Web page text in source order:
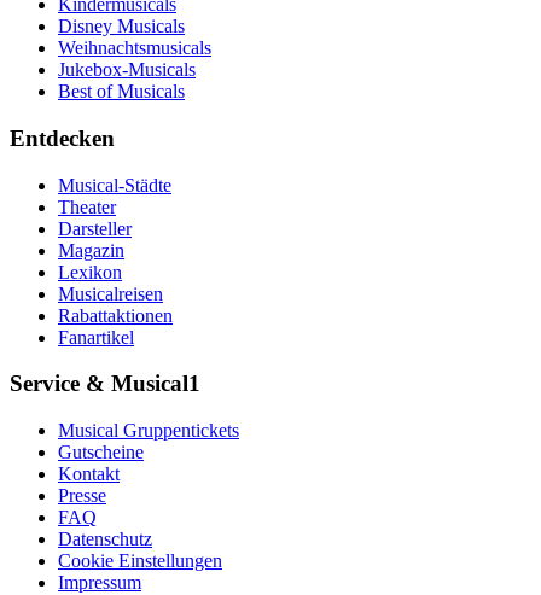
Kindermusicals
Disney Musicals
Weihnachtsmusicals
Jukebox-Musicals
Best of Musicals
Entdecken
Musical-Städte
Theater
Darsteller
Magazin
Lexikon
Musicalreisen
Rabattaktionen
Fanartikel
Service & Musical1
Musical Gruppentickets
Gutscheine
Kontakt
Presse
FAQ
Datenschutz
Cookie Einstellungen
Impressum